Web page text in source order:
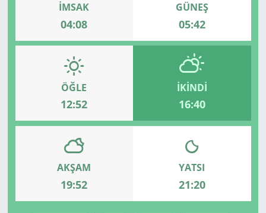
İMSAK
04:08
GÜNEŞ
05:42
ÖĞLE
12:52
İKINDI
16:40
AKŞAM
19:52
YATSI
21:20